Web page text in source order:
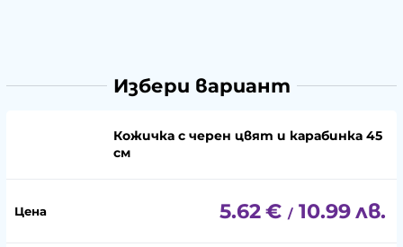
Избери вариант
Кожичка с черен цвят и карабинка 45
см
5.62€ / 10.99лв.